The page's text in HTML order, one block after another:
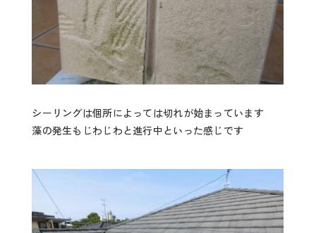
シーリングは個所によっては切れが始まっています
藻の発生もじわじわと進行中といった感じです